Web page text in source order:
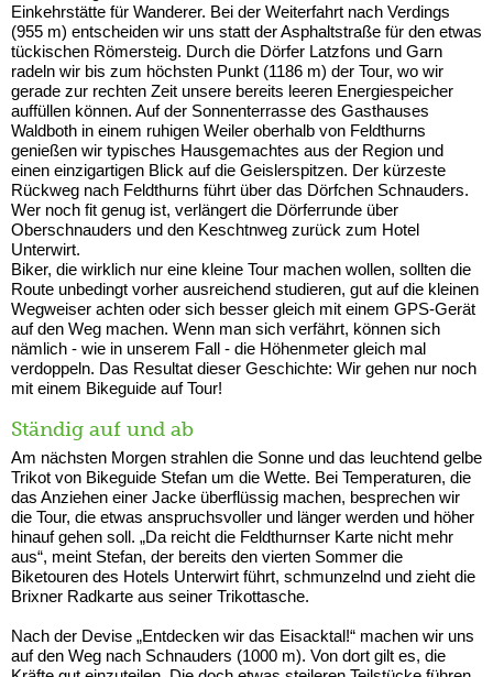
Einkehrstätte für Wanderer. Bei der Weiterfahrt nach Verdings
(955 m) entscheiden wir uns statt der Asphaltstraße für den etwas
tückischen Römersteig. Durch die Dörfer Latzfons und Garn
radeln wir bis zum höchsten Punkt (1186 m) der Tour, wo wir
gerade zur rechten Zeit unsere bereits leeren Energiespeicher
auffüllen können. Auf der Sonnenterrasse des Gasthauses
Waldboth in einem ruhigen Weiler oberhalb von Feldthurns
genießen wir typisches Hausgemachtes aus der Region und
einen einzigartigen Blick auf die Geislerspitzen. Der kürzeste
Rückweg nach Feldthurns führt über das Dörfchen Schnauders.
Wer noch fit genug ist, verlängert die Dörferrunde über
Oberschnauders und den Keschtnweg zurück zum Hotel
Unterwirt.
Biker, die wirklich nur eine kleine Tour machen wollen, sollten die
Route unbedingt vorher ausreichend studieren, gut auf die kleinen
Wegweiser achten oder sich besser gleich mit einem GPS-Gerät
auf den Weg machen. Wenn man sich verfährt, können sich
nämlich - wie in unserem Fall - die Höhenmeter gleich mal
verdoppeln. Das Resultat dieser Geschichte: Wir gehen nur noch
mit einem Bikeguide auf Tour!
Ständig auf und ab
Am nächsten Morgen strahlen die Sonne und das leuchtend gelbe
Trikot von Bikeguide Stefan um die Wette. Bei Temperaturen, die
das Anziehen einer Jacke überflüssig machen, besprechen wir
die Tour, die etwas anspruchsvoller und länger werden und höher
hinauf gehen soll. „Da reicht die Feldthurnser Karte nicht mehr
aus“, meint Stefan, der bereits den vierten Sommer die
Biketouren des Hotels Unterwirt führt, schmunzelnd und zieht die
Brixner Radkarte aus seiner Trikottasche.
Nach der Devise „Entdecken wir das Eisacktal!“ machen wir uns
auf den Weg nach Schnauders (1000 m). Von dort gilt es, die